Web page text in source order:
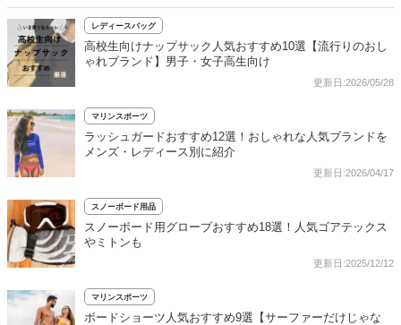
レディースバッグ
高校生向けナップサック人気おすすめ10選【流行りのおし
ゃれブランド】男子・女子高生向け
更新日:2026/05/28
マリンスポーツ
ラッシュガードおすすめ12選！おしゃれな人気ブランドを
メンズ・レディース別に紹介
更新日:2026/04/17
スノーボード用品
スノーボード用グローブおすすめ18選！人気ゴアテックス
やミトンも
更新日:2025/12/12
マリンスポーツ
ボードショーツ人気おすすめ9選【サーファーだけじゃな